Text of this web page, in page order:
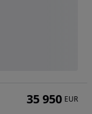
35 950 EUR